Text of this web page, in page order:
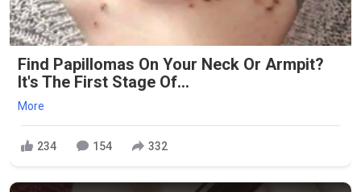
Find Papillomas On Your Neck Or Armpit?
It's The First Stage Of...
More
234 154 332